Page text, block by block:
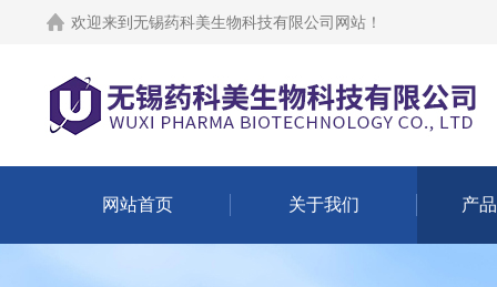
欢迎来到 无锡药科美生物科技有限公司网站 ！
网站首页 关于我们 产